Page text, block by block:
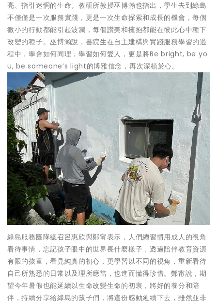
亮、指引迷惘的生命。教研所教授巫博瀚也指出，學生去到綠島
不僅僅是一次服務實踐，更是一次生命探索和成長的機會，每個
微小的行動都能引起波瀾，每個讚美和擁抱都能在彼此心中種下
改變的種子。巫博瀚說，書院生在自主建構與實踐服務學習的過
程中，學會如何同理，學習如何愛人，更是將Be bright, be yo
u, be someone’s light的博雅信念，再次深植於心。
綠島服務團隊總召呂惠欣與鄭甯表示，人們總習慣用成人的視角
看待事情，忘記孩子眼中的世界長什麼樣子，透過陪伴教育資源
有限的孩童，看見純真的初心，更學習以不同的視角，重新看待
自己所熟悉的日常以及理所應當，也進而懂得珍惜。鄭甯說，期
望今年暑假也能延續以生命改變生命的初衷，將好的養分和陪
伴，持續分享給綠島的孩子們，將這份感動延續下去，雖然並非